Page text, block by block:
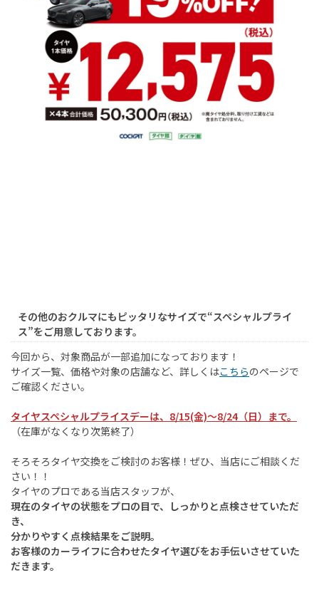
その他のおクルマにもピッタリなサイズで“スペシャルプライ
ス”をご用意しております。
今回から、対象商品が一部追加になっております！
サイズ一覧、価格や対象の店舗など、詳しくはこちらのページで
ご確認ください。
タイヤスペシャルプライスデーは、8/15(金)～8/24（日）まで。
（在庫がなくなり次第終了）
そろそろタイヤ交換をご検討のお客様！ぜひ、当店にご相談くだ
さい！！
タイヤのプロである当店スタッフが、
現在のタイヤの状態をプロの目で、しっかりと点検させていただ
き、
分かりやすく点検結果をご説明。
お客様のカーライフに合わせたタイヤ選びをお手伝いさせていた
だきます。